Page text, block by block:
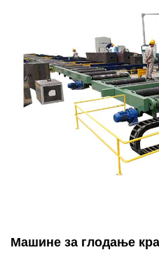
Машине за глодање